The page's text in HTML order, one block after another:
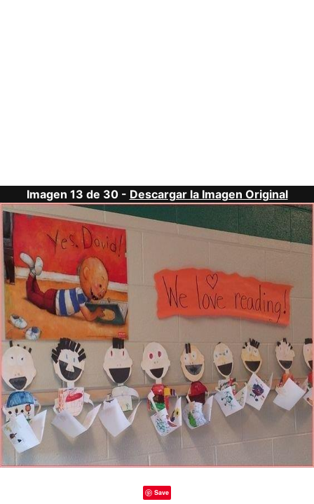
Imagen 13 de 30 - Descargar la Imagen Original
Save